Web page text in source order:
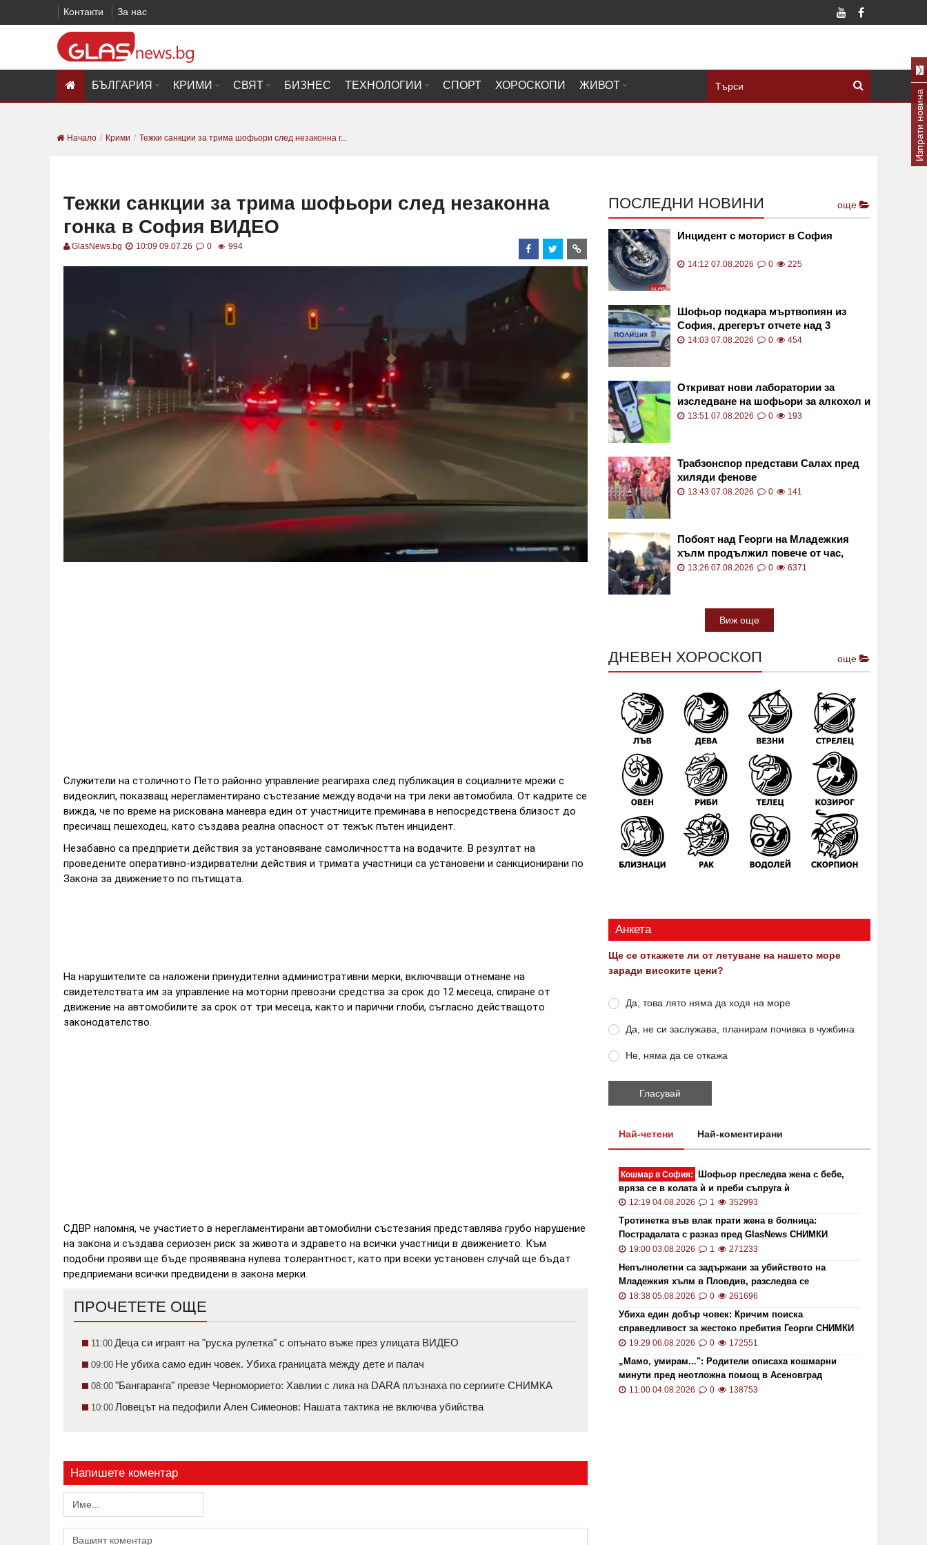
Контакти За нас
БЪЛГАРИЯ КРИМИ СВЯТ БИЗНЕС ТЕХНОЛОГИИ СПОРТ ХОРОСКОПИ ЖИВОТ
Начало Крими Тежки санкции за трима шофьори след незаконна г...
Тежки санкции за трима шофьори след незаконна
гонка в София ВИДЕО
GlasNews.bg 10:09 09.07.26 0 994
Служители на столичното Пето районно управление реагираха след публикация в социалните мрежи с
видеоклип, показващ нерегламентирано състезание между водачи на три леки автомобила. От кадрите се
вижда, че по време на рискована маневра един от участниците преминава в непосредствена близост до
пресичащ пешеходец, като създава реална опасност от тежък пътен инцидент.
Незабавно са предприети действия за установяване самоличността на водачите. В резултат на
проведените оперативно-издирвателни действия и тримата участници са установени и санкционирани по
Закона за движението по пътищата.
На нарушителите са наложени принудителни административни мерки, включващи отнемане на
свидетелствата им за управление на моторни превозни средства за срок до 12 месеца, спиране от
движение на автомобилите за срок от три месеца, както и парични глоби, съгласно действащото
законодателство.
СДВР напомня, че участието в нерегламентирани автомобилни състезания представлява грубо нарушение
на закона и създава сериозен риск за живота и здравето на всички участници в движението. Към
подобни прояви ще бъде проявявана нулева толерантност, като при всеки установен случай ще бъдат
предприемани всички предвидени в закона мерки.
ПРОЧЕТЕТЕ ОЩЕ
11:00 Деца си играят на "руска рулетка" с опънато въже през улицата ВИДЕО
09:00 Не убиха само един човек. Убиха границата между дете и палач
08:00 "Бангаранга" превзе Черноморието: Хавлии с лика на DARA плъзнаха по сергиите СНИМКА
10:00 Ловецът на педофили Ален Симеонов: Нашата тактика не включва убийства
Напишете коментар
ПОСЛЕДНИ НОВИНИ още
Инцидент с моторист в София
14:12 07.08.2026 0 225
Шофьор подкара мъртвопиян из
София, дрегерът отчете над 3
промила
14:03 07.08.2026 0 454
Откриват нови лаборатории за
изследване на шофьори за алкохол и
наркотици
13:51 07.08.2026 0 193
Трабзонспор представи Салах пред
хиляди фенове
13:43 07.08.2026 0 141
Побоят над Георги на Младежкия
хълм продължил повече от час,
съдът още решава за ареста на
13:26 07.08.2026 0 6371
Виж още
ДНЕВЕН ХОРОСКОП още
Анкета
Ще се откажете ли от летуване на нашето море
заради високите цени?
Да, това лято няма да ходя на море
Да, не си заслужава, планирам почивка в чужбина
Не, няма да се откажа
Най-четени Най-коментирани
Кошмар в София:
Шофьор преследва жена с бебе,
вряза се в колата ѝ и преби съпруга ѝ
12:19 04.08.2026 1 352993
Тротинетка във влак прати жена в болница:
Пострадалата с разказ пред GlasNews СНИМКИ
19:00 03.08.2026 1 271233
Непълнолетни са задържани за убийството на
Младежкия хълм в Пловдив, разследва се
хомофобски мотив
18:38 05.08.2026 0 261696
Убиха един добър човек: Кричим поиска
справедливост за жестоко пребития Георги СНИМКИ
и ВИДЕО
19:29 06.08.2026 0 172551
„Мамо, умирам...": Родители описаха кошмарни
минути пред неотложна помощ в Асеновград
11:00 04.08.2026 0 138753
Изпрати новина